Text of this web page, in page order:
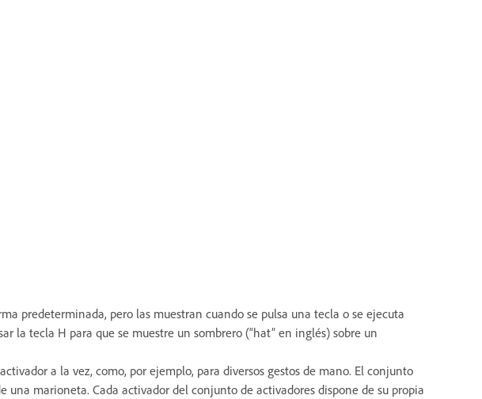
predeterminada, pero las muestran cuando se pulsa una tecla o se ejecuta
la tecla H para que se muestre un sombrero (“hat” en inglés) sobre un
a la vez, como, por ejemplo, para diversos gestos de mano. El conjunto
una marioneta. Cada activador del conjunto de activadores dispone de su propia